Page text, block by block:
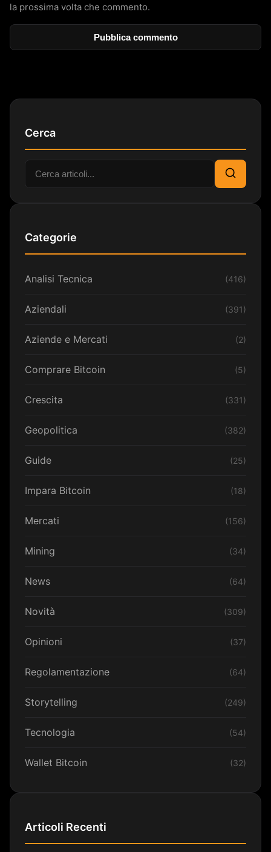
la prossima volta che commento.
Cerca
Cerca:
Cerca
Categorie
Analisi Tecnica (416)
Aziendali (391)
Aziende e Mercati (2)
Comprare Bitcoin (5)
Crescita (331)
Geopolitica (382)
Guide (25)
Impara Bitcoin (18)
Mercati (156)
Mining (34)
News (64)
Novità (309)
Opinioni (37)
Regolamentazione (64)
Storytelling (249)
Tecnologia (54)
Wallet Bitcoin (32)
Articoli Recenti